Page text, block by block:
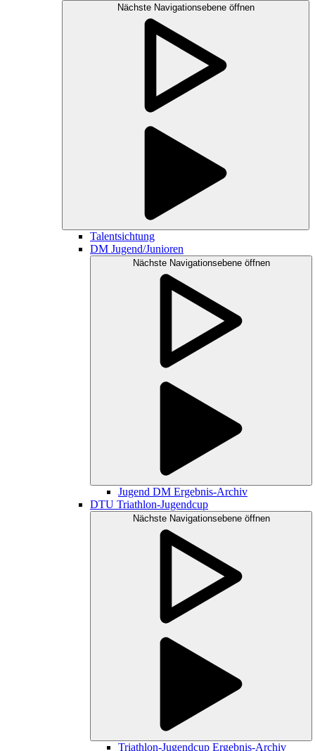
Nächste Navigationsebene öffnen
Talentsichtung
DM Jugend/Junioren
Nächste Navigationsebene öffnen
Jugend DM Ergebnis-Archiv
DTU Triathlon-Jugendcup
Nächste Navigationsebene öffnen
Triathlon-Jugendcup Ergebnis-Archiv